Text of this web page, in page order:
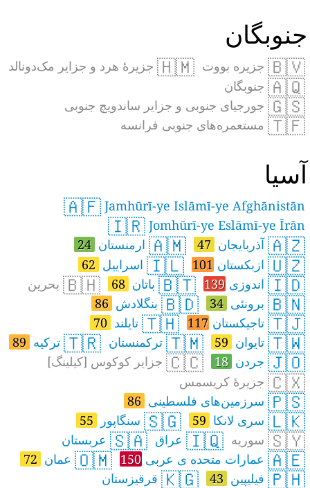
جنوبگان
🇧🇻جزیره بووت 🇭🇲جزیرهٔ هرد و جزایر مک‌دونالد
🇦🇶جنوبگان
🇬🇸جورجیای جنوبی و جزایر ساندویچ جنوبی
🇹🇫مستعمره‌های جنوبی فرانسه
آسیا
🇦🇫Jamhūrī-ye Islāmī-ye Afghānistān
🇮🇷Jomhūrī-ye Eslāmī-ye Īrān
🇦🇿آذربایجان 47
🇦🇲ارمنستان 24
🇺🇿ازبکستان 101
🇮🇱اسراییل 62
🇮🇩اندوزی 139
🇧🇹باتان 68
🇧🇭بحرین
🇧🇳برونئی 34
🇧🇩بنگلادش 86
🇹🇯تاجیکستان 117
🇹🇭تایلند 70
🇹🇼تایوان 59
🇹🇲ترکمنستان 🇹🇷ترکیه 89
🇯🇴جردن 18
🇨🇨جزایر کوکوس [کیلینگ]
🇨🇽جزیرهٔ کریسمس
🇵🇸سرزمین‌های فلسطینی 86
🇱🇰سری لانکا 59
🇸🇬سنگاپور 55
🇸🇾سوریه 🇮🇶عراق 🇸🇦عربستان
🇦🇪عمارات متحده ی عربی 150
🇴🇲عمان 72
🇵🇭فیلیپین 43
🇰🇬قرقیزستان